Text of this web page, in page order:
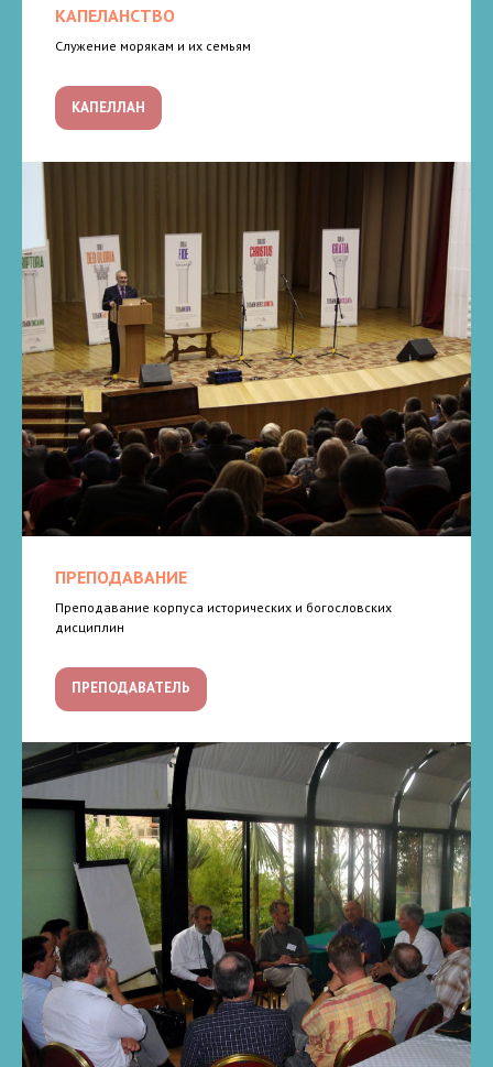
КАПЕЛАНСТВО
Служение морякам и их семьям
КАПЕЛЛАН
ПРЕПОДАВАНИЕ
Преподавание корпуса исторических и богословских
дисциплин
ПРЕПОДАВАТЕЛЬ